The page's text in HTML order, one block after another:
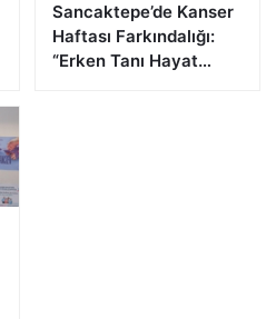
Sancaktepe’de Kanser
Haftası Farkındalığı:
“Erken Tanı Hayat